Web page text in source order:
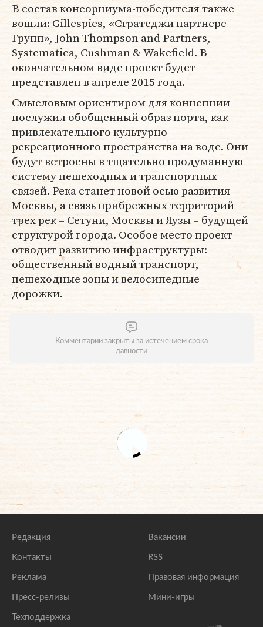
В состав консорциума-победителя также
вошли: Gillespies, «Стратеджи партнерс
Групп», John Thompson and Partners,
Systematica, Cushman & Wakefield. В
окончательном виде проект будет
представлен в апреле 2015 года.
Смысловым ориентиром для концепции
послужил обобщенный образ порта, как
привлекательного культурно-
рекреационного пространства на воде. Они
будут встроены в тщательно продуманную
систему пешеходных и транспортных
связей. Река станет новой осью развития
Москвы, а связь прибрежных территорий
трех рек – Сетуни, Москвы и Яузы – будущей
структурой города. Особое место проект
отводит развитию инфраструктуры:
общественный водный транспорт,
пешеходные зоны и велосипедные
дорожки.
Комментарии закрыты за истечением срока
давности
Редакция
Контакты
Реклама
Пресс-релизы
Техподдержка
Вакансии
RSS
Правовая информация
Мини-игры